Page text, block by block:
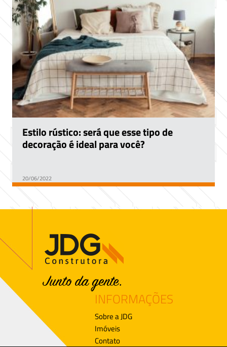
Estilo rústico: será que esse tipo de
decoração é ideal para você?
20/06/2022
INFORMAÇÕES
Sobre a JDG
Imóveis
Contato